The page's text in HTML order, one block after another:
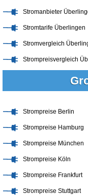
Stromanbieter
Stromtarife Überlingen
Stromvergleich
Strompreisvergleich
Strompreise Berlin
Strompreise Hamburg
Strompreise München
Strompreise Köln
Strompreise Frankfurt
Strompreise Stuttgart